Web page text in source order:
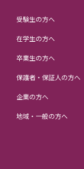
受験生の方へ
在学生の方へ
卒業生の方へ
保護者・保証人の方へ
企業の方へ
地域・一般の方へ